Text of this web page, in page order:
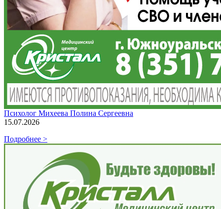
Психолог Михеева Полина Сергеевна
15.07.2026
Подробнее >